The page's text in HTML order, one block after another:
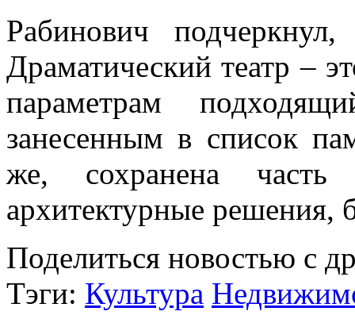
Рабинович
Драматический театр –
параметрам
занесенным в список
же, сохранена часть
архитектурные решения,
Поделиться новостью с
Тэги: Культура